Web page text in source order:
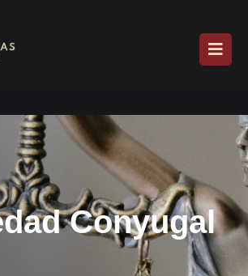
Conyugal